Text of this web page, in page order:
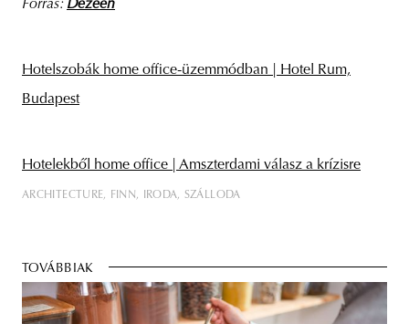
Forrás: Dezeen
Hotelszobák home office-üzemmódban | Hotel Rum,
Budapest
Hotelekből home office | Amszterdami válasz a krízisre
ARCHITECTURE FINN IRODA SZÁLLODA
TOVÁBBIAK